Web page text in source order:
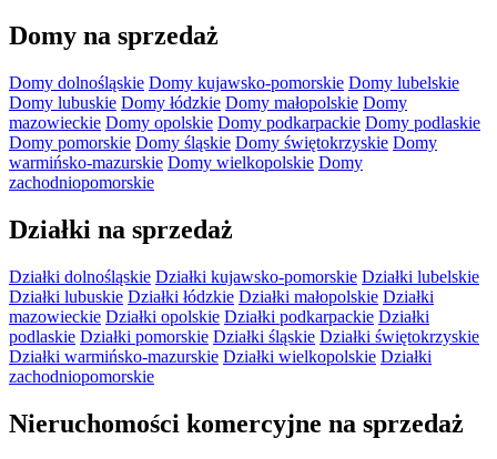
Domy na sprzedaż
Domy dolnośląskie Domy kujawsko-pomorskie Domy lubelskie
Domy lubuskie Domy łódzkie Domy małopolskie Domy
mazowieckie Domy opolskie Domy podkarpackie Domy podlaskie
Domy pomorskie Domy śląskie Domy świętokrzyskie Domy
warmińsko-mazurskie Domy wielkopolskie Domy
zachodniopomorskie
Działki na sprzedaż
Działki dolnośląskie Działki kujawsko-pomorskie Działki lubelskie
Działki lubuskie Działki łódzkie Działki małopolskie Działki
mazowieckie Działki opolskie Działki podkarpackie Działki
podlaskie Działki pomorskie Działki śląskie Działki świętokrzyskie
Działki warmińsko-mazurskie Działki wielkopolskie Działki
zachodniopomorskie
Nieruchomości komercyjne na sprzedaż